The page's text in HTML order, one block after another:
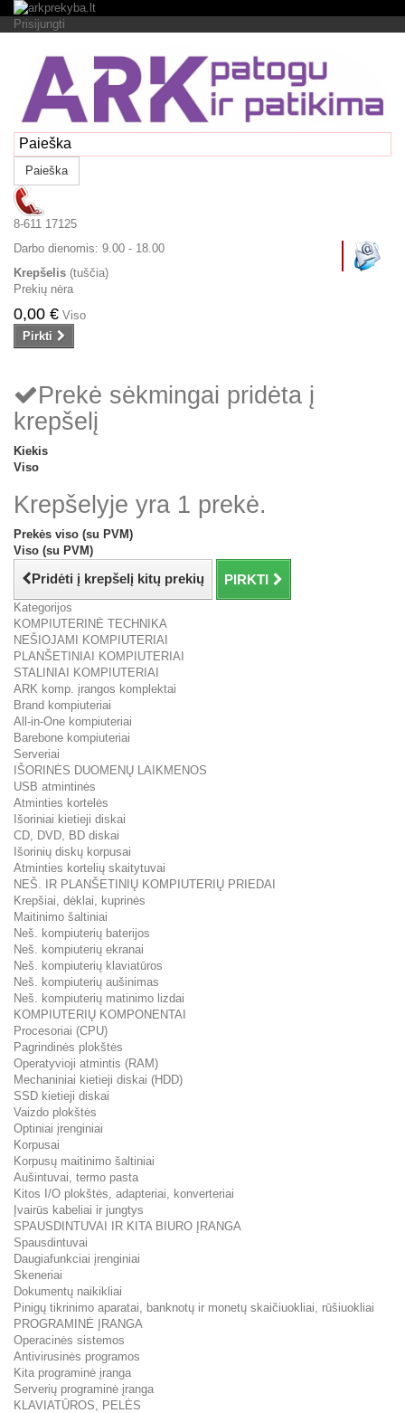
Prisijungti
Paieška
8-611 17125
Darbo dienomis: 9.00 - 18.00
Krepšelis (tuščia)
Prekių nėra
0,00 € Viso
Pirkti
Prekė sėkmingai pridėta į
krepšelį
Kiekis
Viso
Krepšelyje yra 1 prekė.
Prekės viso (su PVM)
Viso (su PVM)
Pridėti į krepšelį kitų prekių PIRKTI
Kategorijos
KOMPIUTERINĖ TECHNIKA
NEŠIOJAMI KOMPIUTERIAI
PLANŠETINIAI KOMPIUTERIAI
STALINIAI KOMPIUTERIAI
ARK komp. įrangos komplektai
Brand kompiuteriai
All-in-One kompiuteriai
Barebone kompiuteriai
Serveriai
IŠORINĖS DUOMENŲ LAIKMENOS
USB atmintinės
Atminties kortelės
Išoriniai kietieji diskai
CD, DVD, BD diskai
Išorinių diskų korpusai
Atminties kortelių skaitytuvai
NEŠ. IR PLANŠETINIŲ KOMPIUTERIŲ PRIEDAI
Krepšiai, dėklai, kuprinės
Maitinimo šaltiniai
Neš. kompiuterių baterijos
Neš. kompiuterių ekranai
Neš. kompiuterių klaviatūros
Neš. kompiuterių aušinimas
Neš. kompiuterių matinimo lizdai
KOMPIUTERIŲ KOMPONENTAI
Procesoriai (CPU)
Pagrindinės plokštės
Operatyvioji atmintis (RAM)
Mechaniniai kietieji diskai (HDD)
SSD kietieji diskai
Vaizdo plokštės
Optiniai įrenginiai
Korpusai
Korpusų maitinimo šaltiniai
Aušintuvai, termo pasta
Kitos I/O plokštės, adapteriai, konverteriai
Įvairūs kabeliai ir jungtys
SPAUSDINTUVAI IR KITA BIURO ĮRANGA
Spausdintuvai
Daugiafunkciai įrenginiai
Skeneriai
Dokumentų naikikliai
Pinigų tikrinimo aparatai, banknotų ir monetų skaičiuokliai, rūšiuokliai
PROGRAMINĖ ĮRANGA
Operacinės sistemos
Antivirusinės programos
Kita programinė įranga
Serverių programinė įranga
KLAVIATŪROS, PELĖS